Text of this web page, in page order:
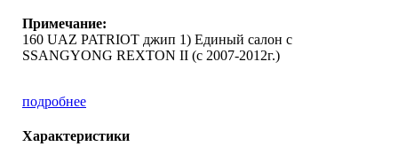
Примечание:
160 UAZ PATRIOT джип 1) Единый салон с
SSANGYONG REXTON II (с 2007-2012г.)
подробнее
Характеристики